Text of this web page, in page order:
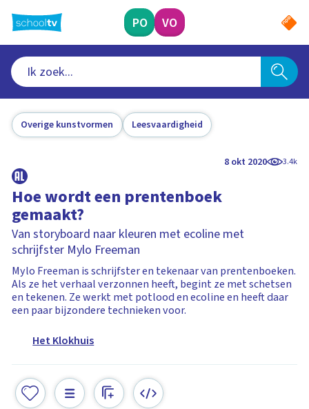
naar
hoofdinhoud
PO VO
Overige kunstvormen Leesvaardigheid
8 okt 2020 3.4k
Hoe wordt een prentenboek
gemaakt?
Van storyboard naar kleuren met ecoline met
schrijfster Mylo Freeman
Mylo Freeman is schrijfster en tekenaar van prentenboeken.
Als ze het verhaal verzonnen heeft, begint ze met schetsen
en tekenen. Ze werkt met potlood en ecoline en heeft daar
een paar bijzondere technieken voor.
Het Klokhuis